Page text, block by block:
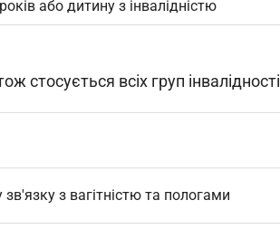
або дитину з інвалідністю
стосується всіх груп інвалідності
з вагітністю та пологами